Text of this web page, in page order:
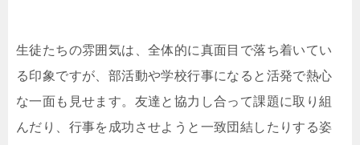
生徒たちの雰囲気は、全体的に真面目で落ち着いてい
る印象ですが、部活動や学校行事になると活発で熱心
な一面も見せます。友達と協力し合って課題に取り組
んだり、行事を成功させようと一致団結したりする姿